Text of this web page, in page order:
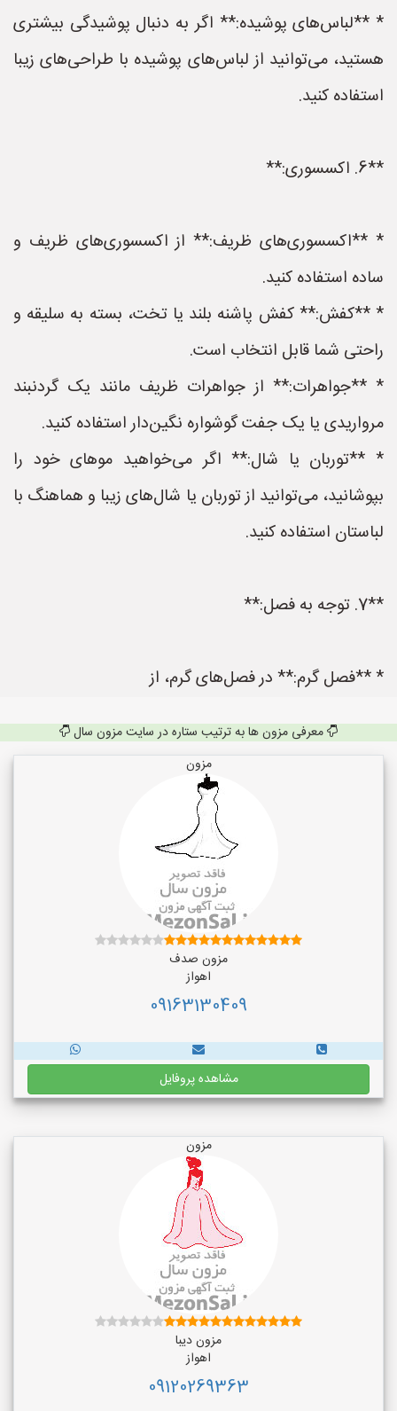
* **لباس‌های پوشیده:** اگر به دنبال پوشیدگی بیشتری
هستید، می‌توانید از لباس‌های پوشیده با طراحی‌های زیبا
استفاده کنید.
**6. اکسسوری:**
* **اکسسوری‌های ظریف:** از اکسسوری‌های ظریف و
ساده استفاده کنید.
* **کفش:** کفش پاشنه بلند یا تخت، بسته به سلیقه و
راحتی شما قابل انتخاب است.
* **جواهرات:** از جواهرات ظریف مانند یک گردنبند
مرواریدی یا یک جفت گوشواره نگین‌دار استفاده کنید.
* **توربان یا شال:** اگر می‌خواهید موهای خود را
بپوشانید، می‌توانید از توربان یا شال‌های زیبا و هماهنگ با
لباستان استفاده کنید.
**7. توجه به فصل:**
* **فصل گرم:** در فصل‌های گرم، از
معرفی مزون ها به ترتیب ستاره در سایت مزون سال
مزون
مزون صدف
اهواز
09163130409
مشاهده پروفایل
مزون
مزون دیبا
اهواز
09120269363